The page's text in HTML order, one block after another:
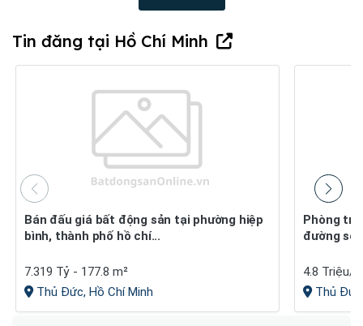
Tin đăng tại Hồ Chí Minh
Bán đấu giá bất động sản tại phường hiệp
bình, thành phố hồ chí...
7.319 Tỷ - 177.8 m²
Thủ Đức, Hồ Chí Minh
Phòng trọ cho thuê 310 - 66&#x002f;1
đường số
4.8 Triệu/
Thủ